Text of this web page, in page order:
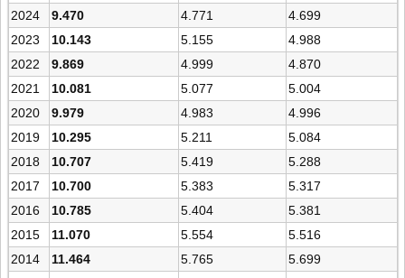
2024
9.470 4.771
4.699
2023
10.143 5.155
4.988
2022
9.869 4.999
4.870
2021
10.081 5.077
5.004
2020
9.979 4.983
4.996
2019
10.295 5.211
5.084
2018
10.707 5.419
5.288
2017
10.700 5.383
5.317
2016
10.785 5.404
5.381
2015
11.070 5.554
5.516
2014
11.464 5.765
5.699